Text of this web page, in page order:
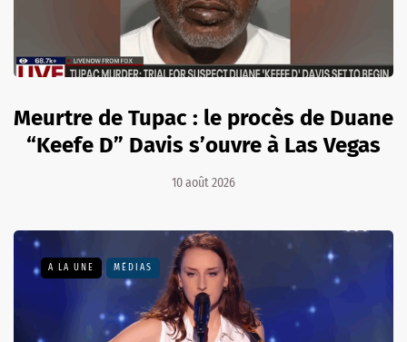
Meurtre de Tupac : le procès de Duane
“Keefe D” Davis s’ouvre à Las Vegas
10 août 2026
A LA UNE MÉDIAS